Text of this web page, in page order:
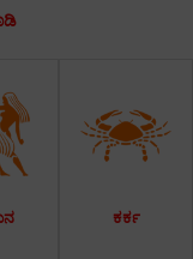
ಕರ್ಕ